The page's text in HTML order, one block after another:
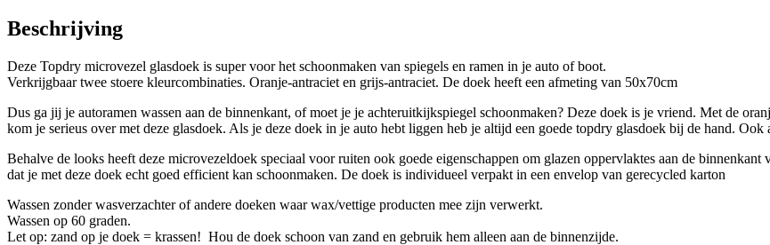
Beschrijving
Deze Topdry microvezel glasdoek is super voor het schoonmaken van spiegels en ramen in je auto of boot.
Verkrijgbaar twee stoere kleurcombinaties. Oranje-antraciet en grijs-antraciet. De doek heeft een afmeting van 50x70cm
Dus ga jij je autoramen wassen aan de binnenkant, of moet je je achteruitkijkspiegel schoonmaken? Deze doek is je vriend. Met de
kom je serieus over met deze glasdoek. Als je deze doek in je auto hebt liggen heb je altijd een goede topdry glasdoek bij de hand. Ook
Behalve de looks heeft deze microvezeldoek speciaal voor ruiten ook goede eigenschappen om glazen oppervlaktes aan de
dat je met deze doek echt goed efficient kan schoonmaken. De doek is individueel verpakt in een envelop van gerecycled karton
Wassen zonder wasverzachter of andere doeken waar wax/vettige producten mee zijn verwerkt.
Wassen op 60 graden.
Let op: zand op je doek = krassen! Hou de doek schoon van zand en gebruik hem alleen aan de binnenzijde.